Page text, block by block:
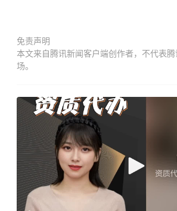
免责声明
本文来自腾讯新闻客户端创作者，不代表
场。